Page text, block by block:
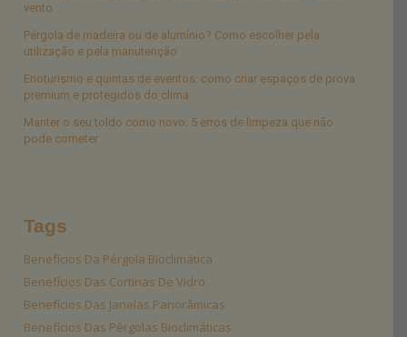
vento
Pérgola de madeira ou de alumínio? Como escolher pela
utilização e pela manutenção
Enoturismo e quintas de eventos: como criar espaços de prova
premium e protegidos do clima
Manter o seu toldo como novo: 5 erros de limpeza que não
pode cometer
Tags
Benefícios Da Pérgola Bioclimática
Benefícios Das Cortinas De Vidro
Benefícios Das Janelas Panorâmicas
Benefícios Das Pérgolas Bioclimáticas